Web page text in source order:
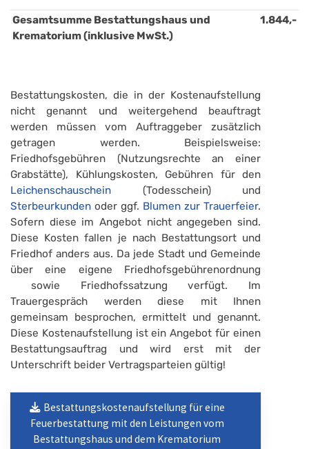
Gesamtsumme Bestattungshaus und
Krematorium (inklusive MwSt.)
1.844,-
Bestattungskosten, die in der Kostenaufstellung
nicht genannt und weitergehend beauftragt
werden müssen vom Auftraggeber zusätzlich
getragen werden. Beispielsweise:
Friedhofsgebühren (Nutzungsrechte an einer
Grabstätte), Kühlungskosten, Gebühren für den
Leichenschauschein (Todesschein) und
Sterbeurkunden oder ggf. Blumen zur Trauerfeier.
Sofern diese im Angebot nicht angegeben sind.
Diese Kosten fallen je nach Bestattungsort und
Friedhof anders aus. Da jede Stadt und Gemeinde
über eine eigene Friedhofsgebührenordnung
sowie Friedhofssatzung verfügt. Im
Trauergespräch werden diese mit Ihnen
gemeinsam besprochen, ermittelt und genannt.
Diese Kostenaufstellung ist ein Angebot für einen
Bestattungsauftrag und wird erst mit der
Unterschrift beider Vertragsparteien gültig!
Bestattungskostenaufstellung für eine
Feuerbestattung mit den Leistungen vom
Bestattungshaus und dem Krematorium